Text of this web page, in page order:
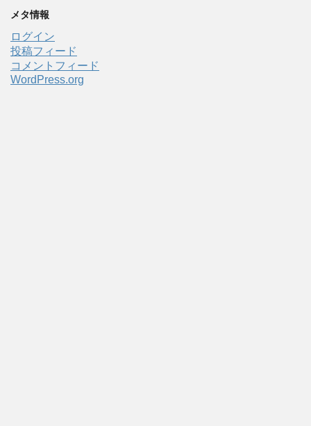
メタ情報
ログイン
投稿フィード
コメントフィード
WordPress.org